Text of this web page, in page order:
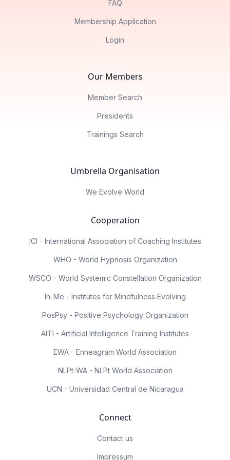
FAQ
Membership Application
Login
Our Members
Member Search
Presidents
Trainings Search
Umbrella Organisation
We Evolve World
Cooperation
ICI - International Association of Coaching Institutes
WHO - World Hypnosis Organization
WSCO - World Systemic Constellation Organization
In-Me - Institutes for Mindfulness Evolving
PosPsy - Positive Psychology Organization
AITI - Artificial Intelligence Training Institutes
EWA - Enneagram World Association
NLPt-WA - NLPt World Association
UCN - Universidad Central de Nicaragua
Connect
Contact us
Impressum